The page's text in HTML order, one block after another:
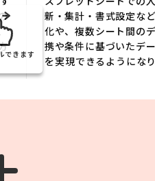
新・集計・書式設定な
化や、複数シート間の
携や条件に基づいたデ
を実現できるようにな
できます